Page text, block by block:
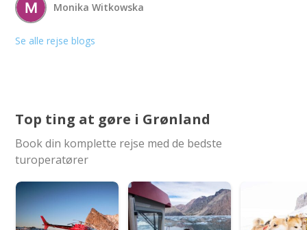
Monika Witkowska
Se alle rejse blogs
Top ting at gøre i Grønland
Book din komplette rejse med de bedste
turoperatører